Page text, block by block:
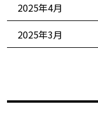
2025年4月
2025年3月